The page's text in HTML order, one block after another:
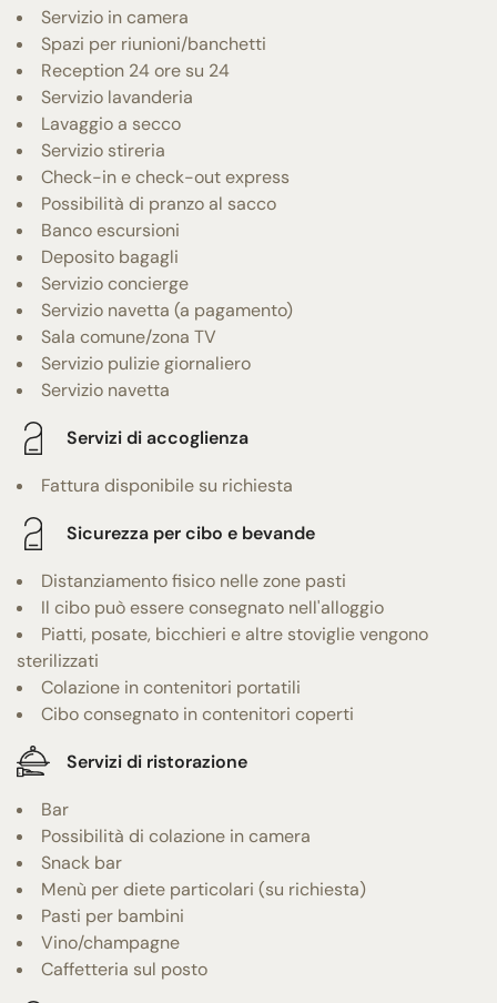
Servizio in camera
Spazi per riunioni/banchetti
Reception 24 ore su 24
Servizio lavanderia
Lavaggio a secco
Servizio stireria
Check-in e check-out express
Possibilità di pranzo al sacco
Banco escursioni
Deposito bagagli
Servizio concierge
Servizio navetta (a pagamento)
Sala comune/zona TV
Servizio pulizie giornaliero
Servizio navetta
Servizi di accoglienza
Fattura disponibile su richiesta
Sicurezza per cibo e bevande
Distanziamento fisico nelle zone pasti
Il cibo può essere consegnato nell'alloggio
Piatti, posate, bicchieri e altre stoviglie vengono
sterilizzati
Colazione in contenitori portatili
Cibo consegnato in contenitori coperti
Servizi di ristorazione
Bar
Possibilità di colazione in camera
Snack bar
Menù per diete particolari (su richiesta)
Pasti per bambini
Vino/champagne
Caffetteria sul posto